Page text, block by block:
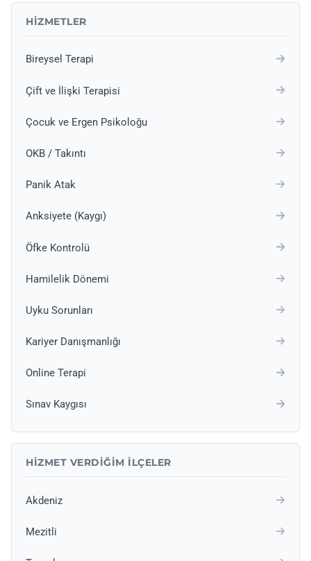
HIZMETLER
Bireysel Terapi
Çift ve İlişki Terapisi
Çocuk ve Ergen Psikoloğu
OKB / Takıntı
Panik Atak
Anksiyete (Kaygı)
Öfke Kontrolü
Hamilelik Dönemi
Uyku Sorunları
Kariyer Danışmanlığı
Online Terapi
Sınav Kaygısı
HIZMET VERDIĞIM İLÇELER
Akdeniz
Mezitli